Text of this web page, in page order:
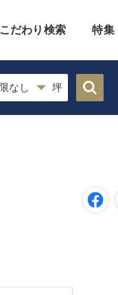
こだわり検索 特集